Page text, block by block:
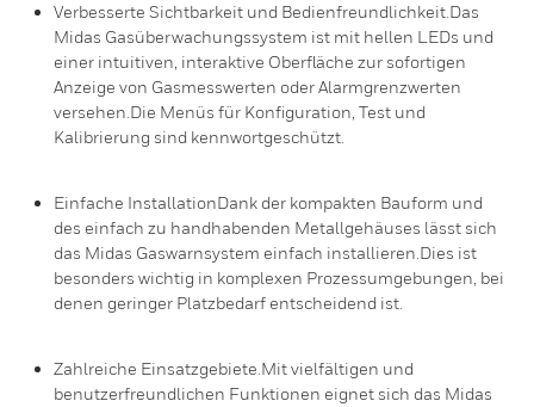
Verbesserte Sichtbarkeit und Bedienfreundlichkeit.Das
Midas Gasüberwachungssystem ist mit hellen LEDs und
einer intuitiven, interaktive Oberfläche zur sofortigen
Anzeige von Gasmesswerten oder Alarmgrenzwerten
versehen.Die Menüs für Konfiguration, Test und
Kalibrierung sind kennwortgeschützt.
Einfache InstallationDank der kompakten Bauform und
des einfach zu handhabenden Metallgehäuses lässt sich
das Midas Gaswarnsystem einfach installieren.Dies ist
besonders wichtig in komplexen Prozessumgebungen, bei
denen geringer Platzbedarf entscheidend ist.
Zahlreiche Einsatzgebiete.Mit vielfältigen und
benutzerfreundlichen Funktionen eignet sich das Midas